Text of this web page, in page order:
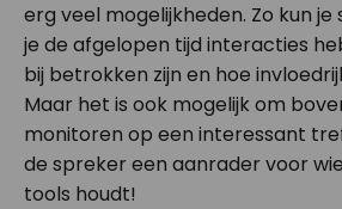
erg veel mogelijkheden. Zo kun je
je de afgelopen tijd interacties
bij betrokken zijn en hoe
Maar het is ook mogelijk om
monitoren op een interessant
de spreker een aanrader voor
tools houdt!